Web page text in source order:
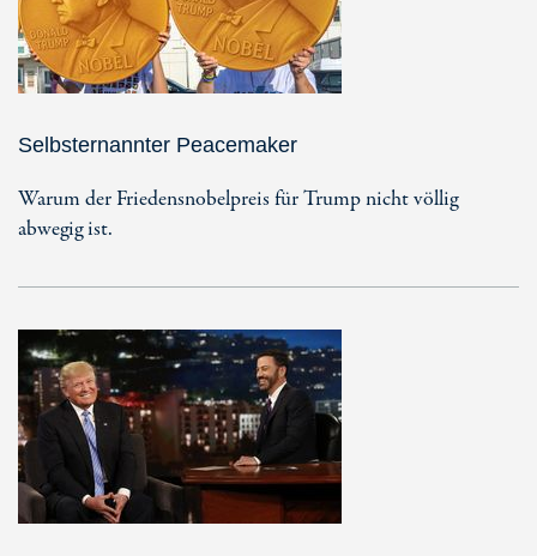
Selbsternannter Peacemaker
Warum der Friedensnobelpreis für Trump nicht völlig
abwegig ist.